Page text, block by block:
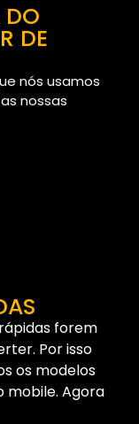
DO
DE
nós usamos
nossas
forem
Por isso
os modelos
mobile. Agora